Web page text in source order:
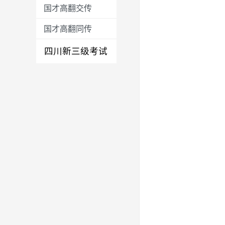
国才高翻交传
国才高翻同传
四川新三级考试